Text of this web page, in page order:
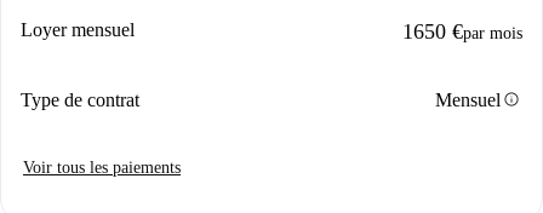
Loyer mensuel 1650 €par mois
Type de contrat Mensuel info
Voir tous les paiements